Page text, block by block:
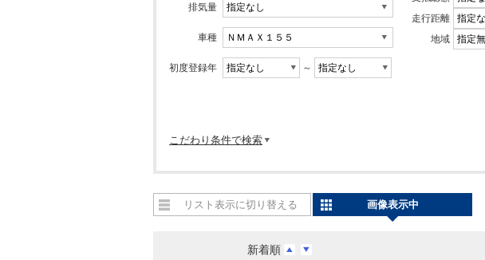
排気量
車種
初度登録年 ～
走行距離
地域
こだわり条件で検索
新着順
リスト表示に切り替える 画像表示中